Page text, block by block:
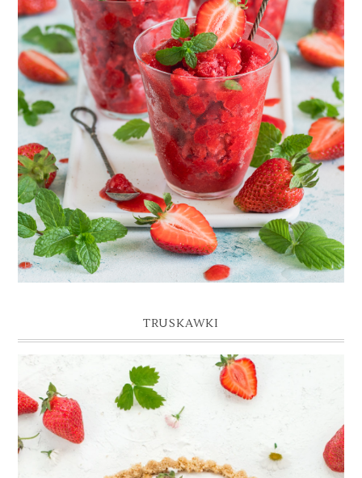
GRANITA TRUSKAWKOWA
TRUSKAWKI